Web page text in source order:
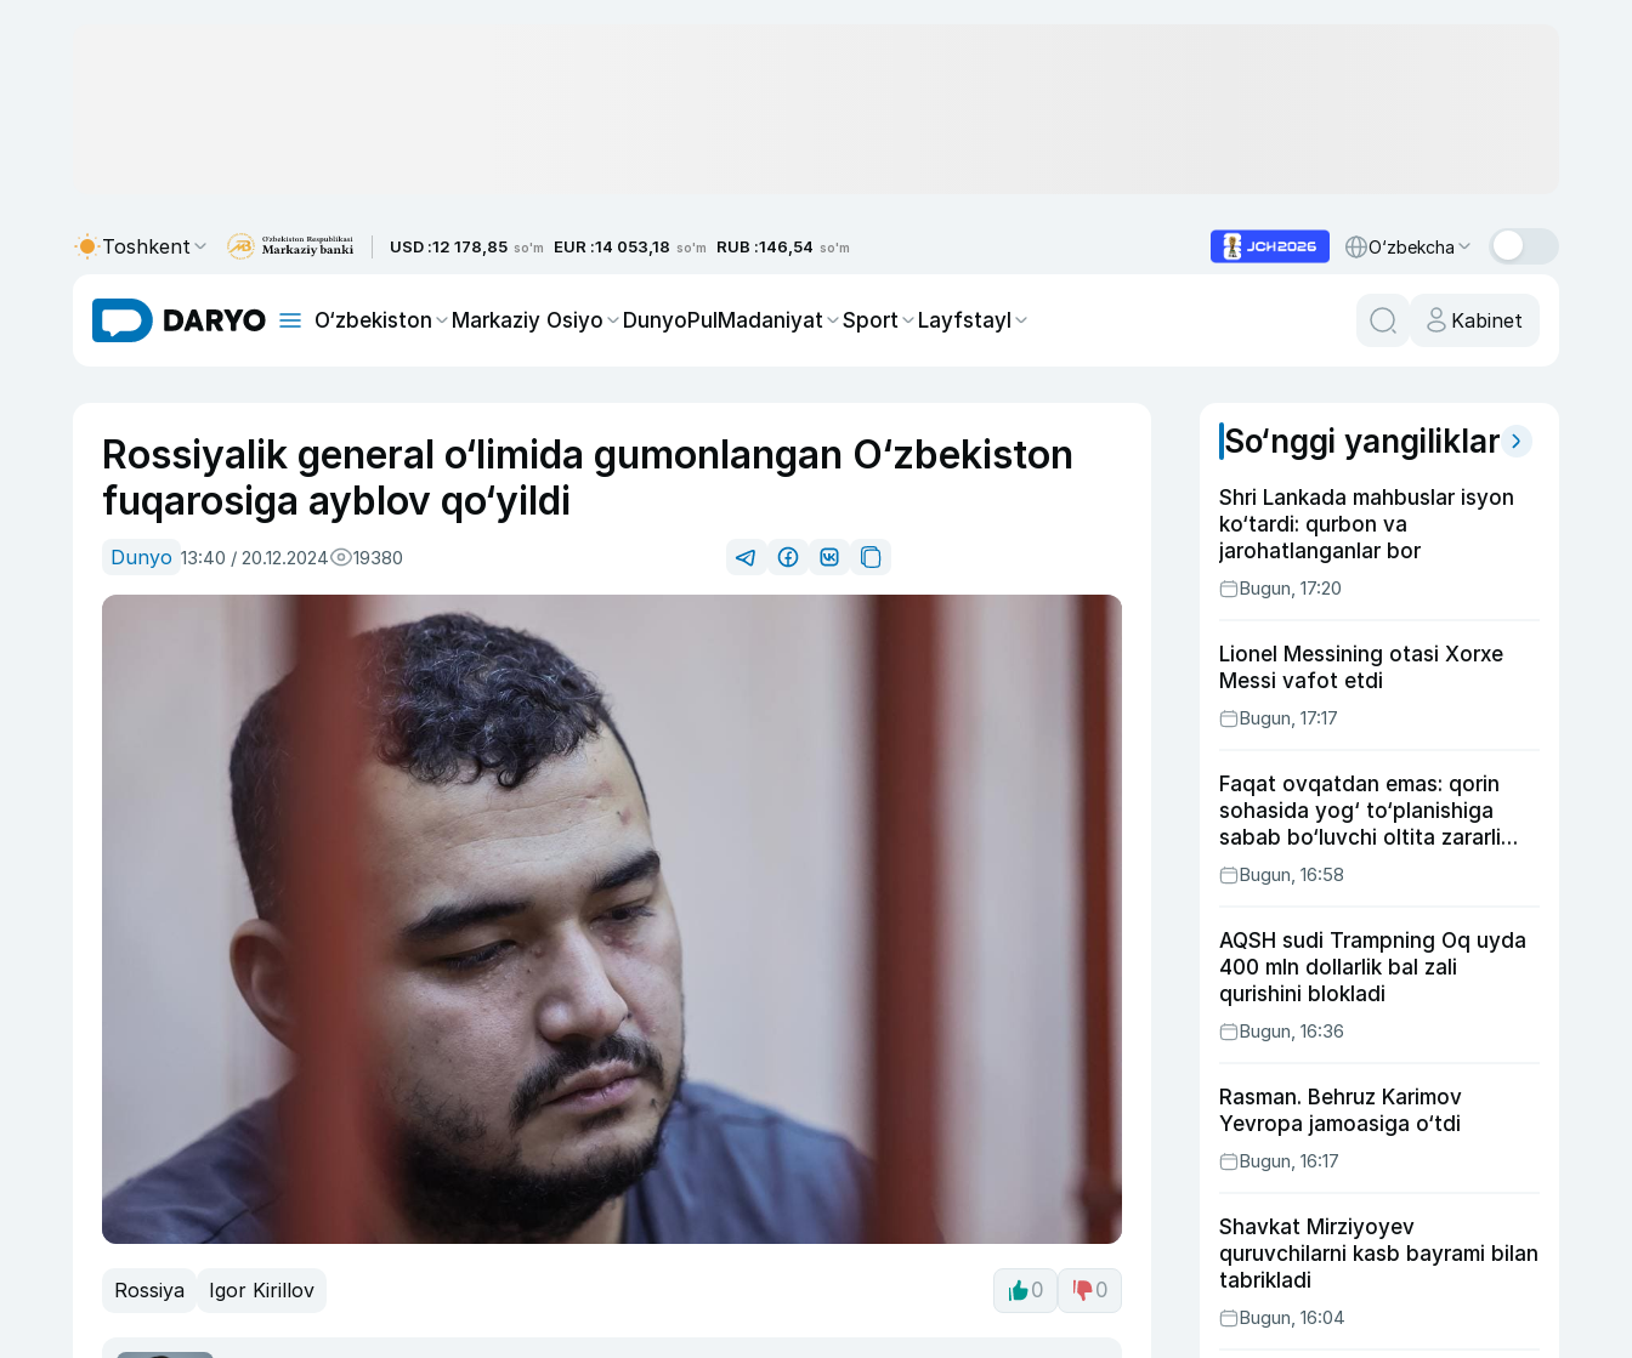
Toshkent USD :12 178,85 so'm EUR :14 053,18 so'm RUB :146,54 so'm O‘zbekcha
O‘zbekiston Markaziy Osiyo DunyoPulMadaniyat Sport Layfstayl Kabinet
Rossiyalik general o‘limida gumonlangan O‘zbekiston
fuqarosiga ayblov qo‘yildi
Dunyo 13:40 / 20.12.2024 19380
Rossiya Igor Kirillov 0 0
So‘nggi yangiliklar
Shri Lankada mahbuslar isyon
ko‘tardi: qurbon va
jarohatlanganlar bor
Bugun, 17:20
Lionel Messining otasi Xorxe
Messi vafot etdi
Bugun, 17:17
Faqat ovqatdan emas: qorin
sohasida yog‘ to‘planishiga
sabab bo‘luvchi oltita zararli
odatBugun, 16:58
AQSH sudi Trampning Oq uyda
400 mln dollarlik bal zali
qurishini blokladi
Bugun, 16:36
Rasman. Behruz Karimov
Yevropa jamoasiga o‘tdi
Bugun, 16:17
Shavkat Mirziyoyev
quruvchilarni kasb bayrami bilan
tabrikladi
Bugun, 16:04